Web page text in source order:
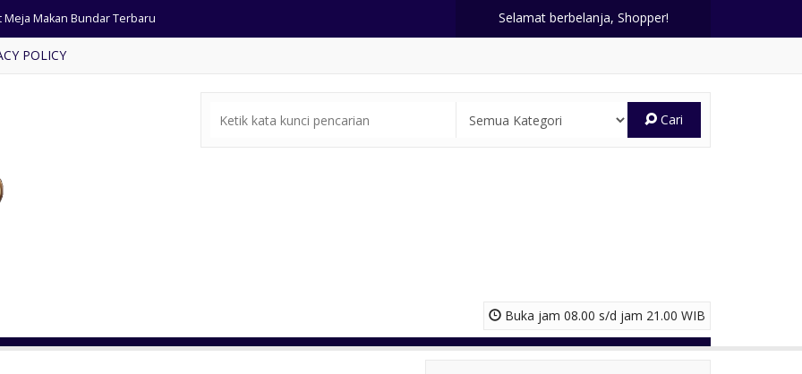
Meja Makan Antik Jumbo
Tamu Minimalis Terbaru
Pakaian Pintu 6 Antik
Hias Warna Emas Shima
Selamat berbelanja, Shopper!
POLICY
Cari
Buka jam 08.00 s/d jam 21.00 WIB